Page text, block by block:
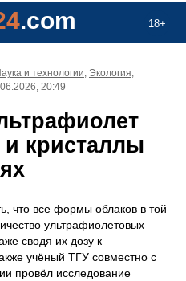
18+
.com
и технологии, Экология,
20:49
и кристаллы
что все формы облаков в той
ультрафиолетовых
сводя их дозу к
учёный ТГУ совместно с
провёл исследование